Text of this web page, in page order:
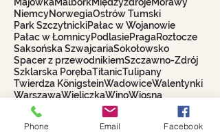
MajówkaMalborkMiędzyzdrojeMorawy
NiemcyNorwegiaOstrów Tumski
Park SzczytnickiPałac w Wojanowie
Pałac w ŁomnicyPodlasiePragaRoztocze
Saksońska SzwajcariaSokołowsko
Spacer z przewodnikiemSzczawno-Zdrój
Szklarska PorębaTitanicTulipany
Twierdza KönigsteinWadowiceWalentynki
WarszawaWieliczkaWinoWiosna
Wrocławskie KrasnaleWycieczki 2021
Włochy
Phone Email Facebook